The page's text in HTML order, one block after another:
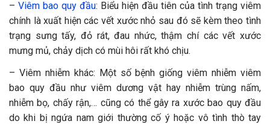
– Viêm bao quy đầu: Biểu hiện đầu tiên của tình trạng viêm
chính là xuất hiện các vết xước nhỏ sau đó sẽ kèm theo tình
trạng sưng tấy, đỏ rát, đau nhức, thậm chí các vết xước
mưng mủ, chảy dịch có mùi hôi rất khó chịu.
– Viêm nhiễm khác: Một số bệnh giống viêm nhiễm viêm
bao quy đầu như viêm dương vật hay nhiễm trùng nấm,
nhiễm bọ, chấy rận,… cũng có thể gây ra xước bao quy đầu
do khi bị ngứa nam giới thường cố ý hoặc vô tình thò tay